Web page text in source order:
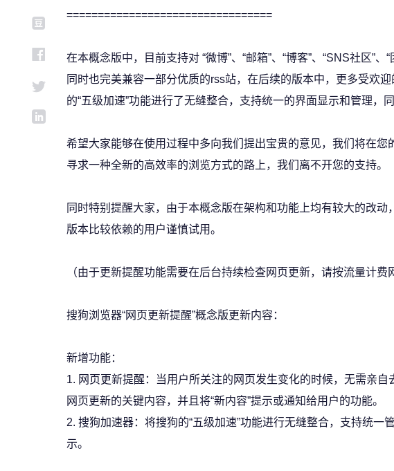
=================================
在本概念版中，目前支持对 “微博”、“邮箱”、“博客”、“SNS社区”、
同时也完美兼容一部分优质的rss站，在后续的版本中，更多受欢
的“五级加速”功能进行了无缝整合，支持统一的界面显示和管理，
希望大家能够在使用过程中多向我们提出宝贵的意见，我们将在
寻求一种全新的高效率的浏览方式的路上，我们离不开您的支持。
同时特别提醒大家，由于本概念版在架构和功能上均有较大的改
版本比较依赖的用户谨慎试用。
（由于更新提醒功能需要在后台持续检查网页更新，请按流量计费
搜狗浏览器“网页更新提醒”概念版更新内容：
新增功能：
1. 网页更新提醒：当用户所关注的网页发生变化的时候，无需亲
网页更新的关键内容，并且将“新内容”提示或通知给用户的功能。
2. 搜狗加速器：将搜狗的“五级加速”功能进行无缝整合，支持统
示。